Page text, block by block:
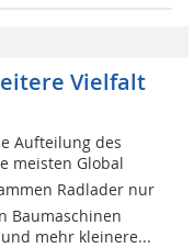
Vielfalt
Aufteilung des
meisten Global
Radlader nur
Baumaschinen
mehr kleinere...